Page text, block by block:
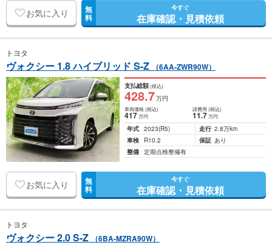
お気に入り 無
料
今すぐ
在庫確認・見積依頼
トヨタ
ヴォクシー 1.8 ハイブリッド S-Z （6AA-ZWR90W）
支払総額(税込)
428.7万円
車両価格(税込)
417万円
諸費用 (税込)
11.7 万円
年式 2023(R5) 走行 2.8万km
車検
R10.2 保証 あり
整備 定期点検整備有
お気に入り 無
料
今すぐ
在庫確認・見積依頼
トヨタ
ヴォクシー 2.0 S-Z （6BA-MZRA90W）